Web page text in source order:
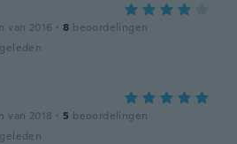
van 2016 · 8 beoordelingen
van 2018 · 5 beoordelingen